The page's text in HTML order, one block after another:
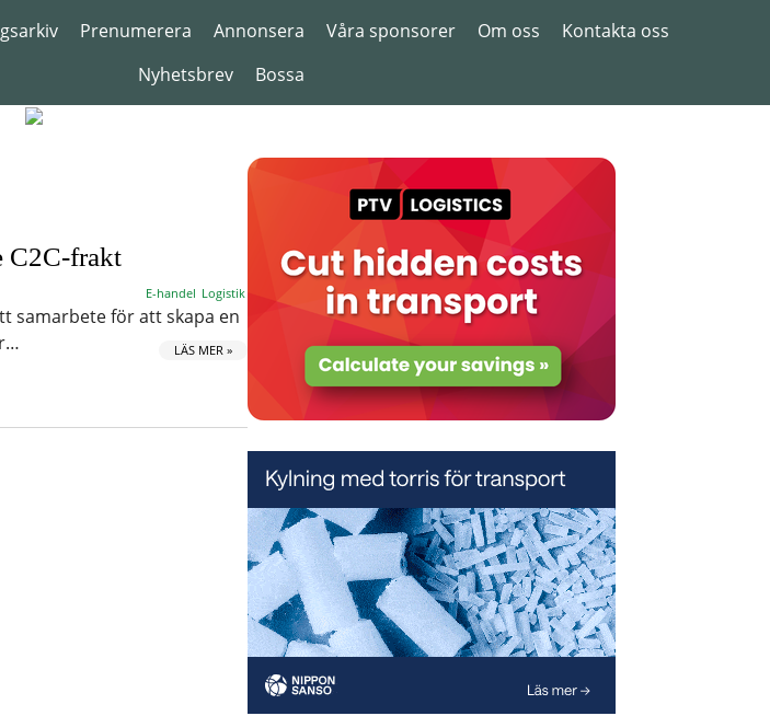
Prenumerera Annonsera Våra sponsorer Om oss
Kontakta oss
Nyhetsbrev
Bossa
C2C-frakt
E-handel Logistik
samarbete för att skapa en
LÄS MER »